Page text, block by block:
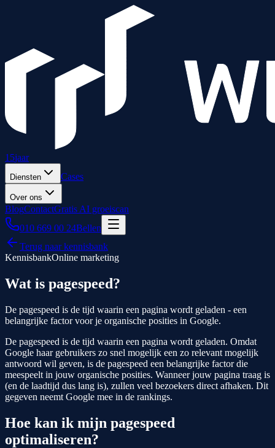
15jaar
Diensten Cases
Over ons
BlogContactGratis AI groeiscan
010 669 00 24Bellen
Terug naar kennisbank
KennisbankOnline marketing
Wat is pagespeed?
De pagespeed is de tijd waarin een pagina wordt geladen - een
belangrijke factor voor je organische posities in Google.
De pagespeed is de tijd waarin een pagina wordt geladen. Omdat
Google haar gebruikers zo snel mogelijk een zo relevant mogelijk
antwoord wil geven, is de pagespeed een belangrijke factor die
meespeelt in jouw organische posities. Wanneer jouw pagina traag is
(en de laadtijd dus lang is), zullen veel bezoekers direct afhaken. Dit
gegeven neemt Google mee in de rankings.
Hoe kan ik mijn pagespeed
optimaliseren?